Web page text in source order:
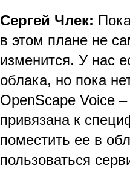
Сергей Члек:
в этом плане не
изменится. У нас
облака, но пока
OpenScape Voice
привязана к
поместить ее в
пользоваться